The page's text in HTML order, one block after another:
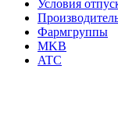
Условия
Фармгруппы
MKB
ATC